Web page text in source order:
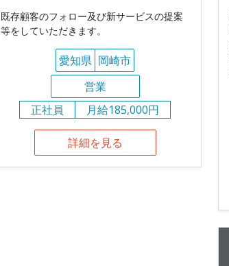
既存顧客のフォロー及び新サービスの提案
等をしていただきます。
愛知県 岡崎市
営業
正社員
月給185,000円
詳細を見る